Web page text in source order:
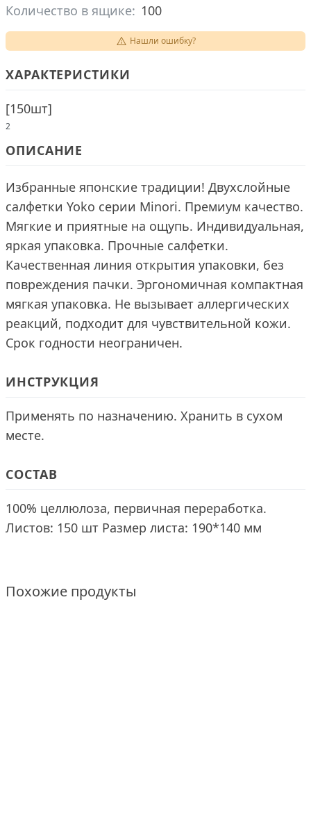
Количество в ящике: 100
Нашли ошибку?
ХАРАКТЕРИСТИКИ
[150шт]
2
ОПИСАНИЕ
Избранные японские традиции! Двухслойные
салфетки Yoko серии Minori. Премиум качество.
Мягкие и приятные на ощупь. Индивидуальная,
яркая упаковка. Прочные салфетки.
Качественная линия открытия упаковки, без
повреждения пачки. Эргономичная компактная
мягкая упаковка. Не вызывает аллергических
реакций, подходит для чувствительной кожи.
Срок годности неограничен.
ИНСТРУКЦИЯ
Применять по назначению. Хранить в сухом
месте.
СОСТАВ
100% целлюлоза, первичная переработка.
Листов: 150 шт Размер листа: 190*140 мм
Похожие продукты